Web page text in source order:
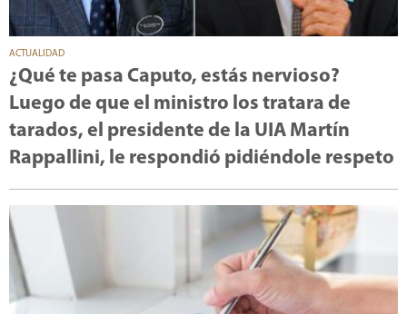
ACTUALIDAD
¿Qué te pasa Caputo, estás nervioso?
Luego de que el ministro los tratara de
tarados, el presidente de la UIA Martín
Rappallini, le respondió pidiéndole respeto